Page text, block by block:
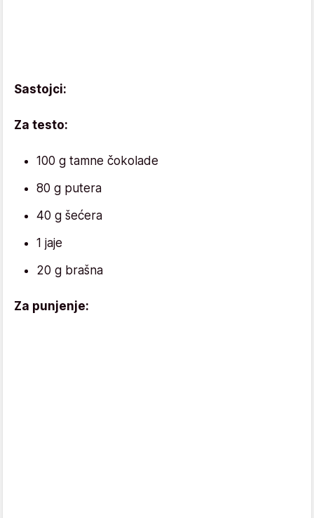
Sastojci:
Za testo:
100 g tamne čokolade
80 g putera
40 g šećera
1 jaje
20 g brašna
Za punjenje: